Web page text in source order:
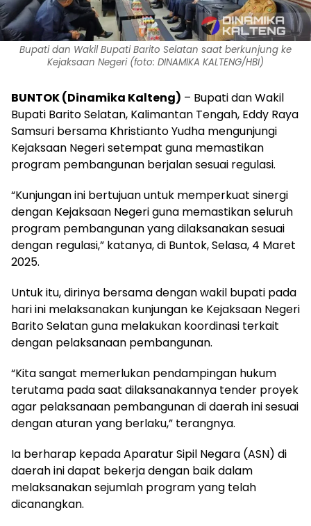
Bupati dan Wakil Bupati Barito Selatan saat berkunjung ke
Kejaksaan Negeri (foto: DINAMIKA KALTENG/HBI)
BUNTOK (Dinamika Kalteng) – Bupati dan Wakil
Bupati Barito Selatan, Kalimantan Tengah, Eddy Raya
Samsuri bersama Khristianto Yudha mengunjungi
Kejaksaan Negeri setempat guna memastikan
program pembangunan berjalan sesuai regulasi.
“Kunjungan ini bertujuan untuk memperkuat sinergi
dengan Kejaksaan Negeri guna memastikan seluruh
program pembangunan yang dilaksanakan sesuai
dengan regulasi,” katanya, di Buntok, Selasa, 4 Maret
2025.
Untuk itu, dirinya bersama dengan wakil bupati pada
hari ini melaksanakan kunjungan ke Kejaksaan Negeri
Barito Selatan guna melakukan koordinasi terkait
dengan pelaksanaan pembangunan.
“Kita sangat memerlukan pendampingan hukum
terutama pada saat dilaksanakannya tender proyek
agar pelaksanaan pembangunan di daerah ini sesuai
dengan aturan yang berlaku,” terangnya.
Ia berharap kepada Aparatur Sipil Negara (ASN) di
daerah ini dapat bekerja dengan baik dalam
melaksanakan sejumlah program yang telah
dicanangkan.